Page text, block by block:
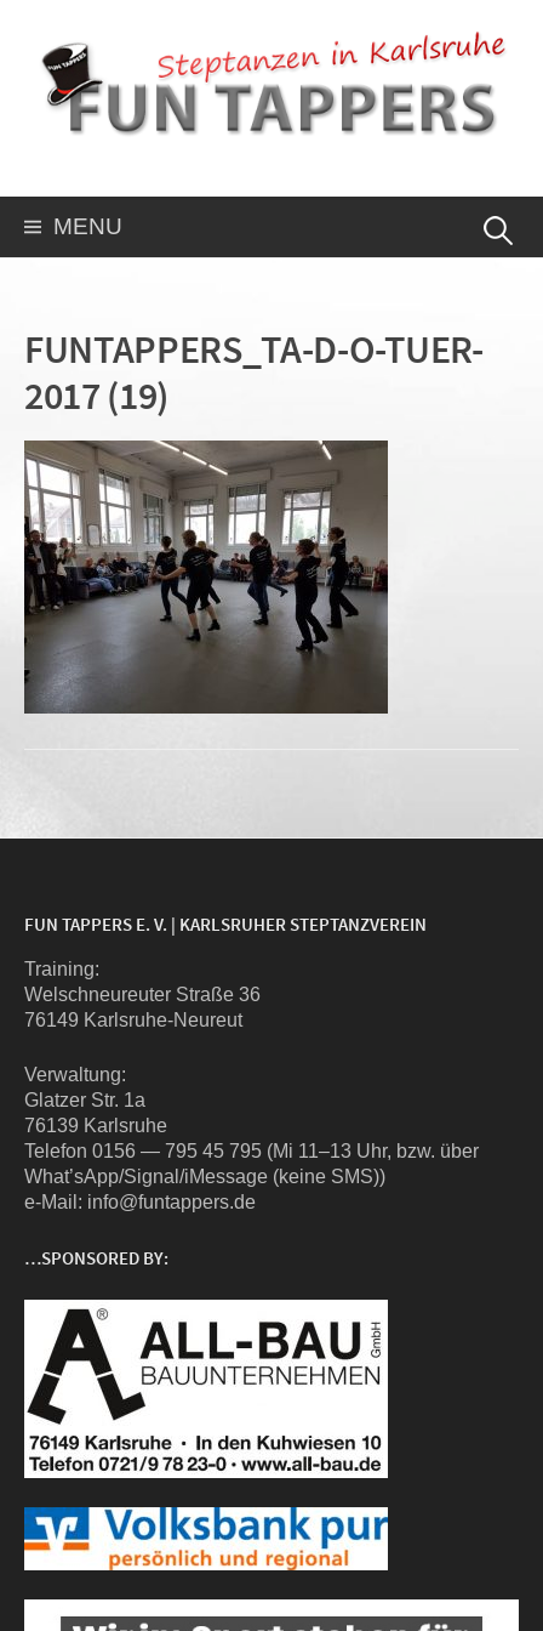
MENU
FUNTAPPERS_TA-D-O-TUER-
2017 (19)
FUN TAPPERS E. V. | KARLSRUHER STEPTANZVEREIN
Trai­ning:
Wel­sch­neu­reu­ter Stra­ße 36
76149 Karlsruhe-Neureut
Ver­wal­tung:
Glat­zer Str. 1a
76139 Karlsruhe
Tele­fon 0156 — 795 45 795 (Mi 11–13 Uhr, bzw. über
What’sApp/Signal/iMessage (kei­ne SMS))
e‑Mail: info@funtappers.de
…SPONSORED BY: